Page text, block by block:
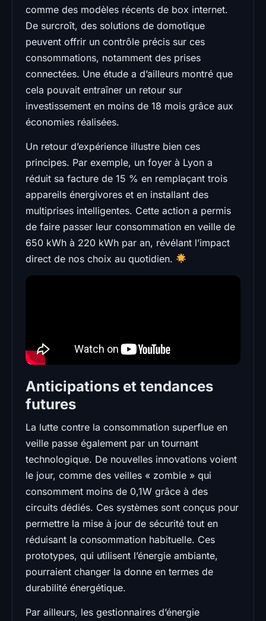
comme des modèles récents de box internet.
De surcroît, des solutions de domotique
peuvent offrir un contrôle précis sur ces
consommations, notamment des prises
connectées. Une étude a d’ailleurs montré que
cela pouvait entraîner un retour sur
investissement en moins de 18 mois grâce aux
économies réalisées.
Un retour d’expérience illustre bien ces
principes. Par exemple, un foyer à Lyon a
réduit sa facture de 15 % en remplaçant trois
appareils énergivores et en installant des
multiprises intelligentes. Cette action a permis
de faire passer leur consommation en veille de
650 kWh à 220 kWh par an, révélant l’impact
direct de nos choix au quotidien.
Anticipations et tendances
futures
La lutte contre la consommation superflue en
veille passe également par un tournant
technologique. De nouvelles innovations voient
le jour, comme des veilles « zombie » qui
consomment moins de 0,1W grâce à des
circuits dédiés. Ces systèmes sont conçus pour
permettre la mise à jour de sécurité tout en
réduisant la consommation habituelle. Ces
prototypes, qui utilisent l’énergie ambiante,
pourraient changer la donne en termes de
durabilité énergétique.
Par ailleurs, les gestionnaires d’énergie